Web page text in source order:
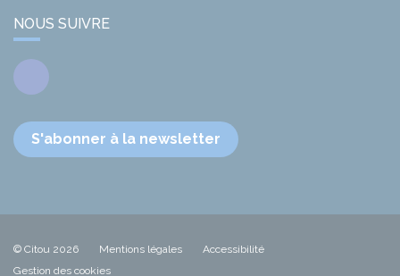
NOUS SUIVRE
Facebook
S'abonner à la newsletter
© Citou 2026 Mentions légales
Accessibilité
Gestion des cookies